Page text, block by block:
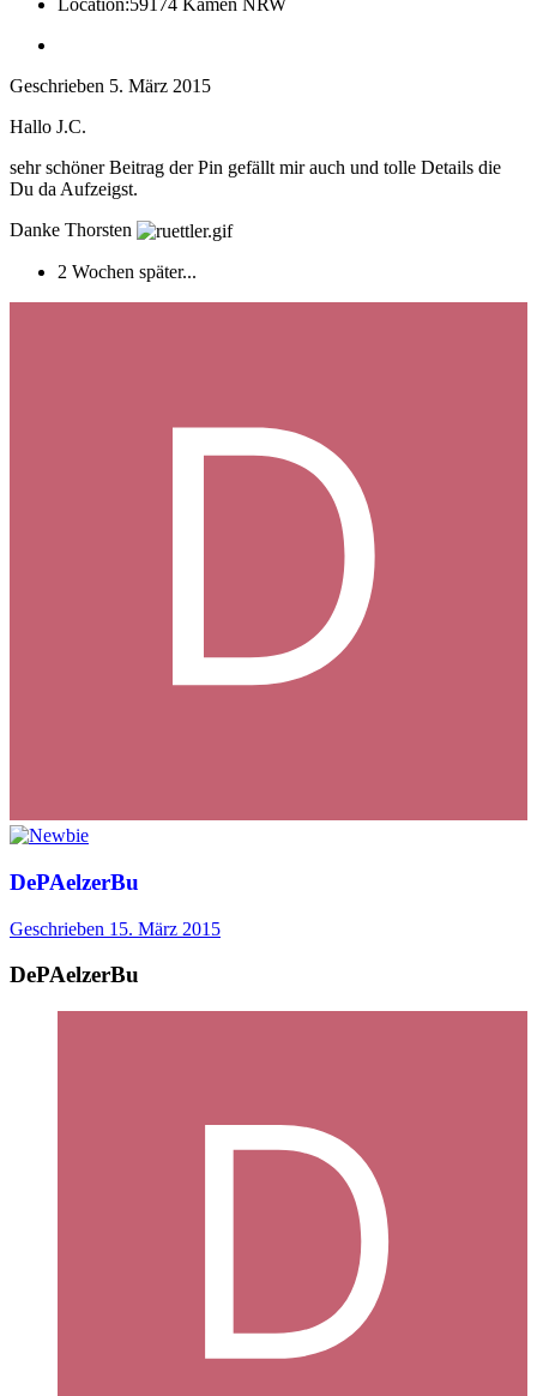
Geschrieben 5. März 2015
Hallo J.C.
sehr schöner Beitrag der Pin gefällt mir auch und tolle Details die
Du da Aufzeigst.
Danke Thorsten
2 Wochen später...
DePAelzerBu
Geschrieben 15. März 2015
DePAelzerBu